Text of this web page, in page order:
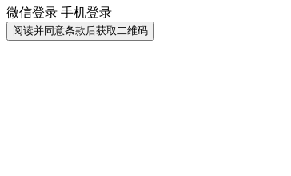
微信登录 手机登录
阅读并同意条款后获取二维码